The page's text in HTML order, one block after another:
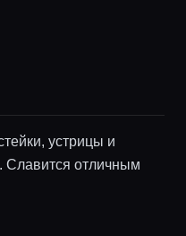
устрицы и
Славится отличным